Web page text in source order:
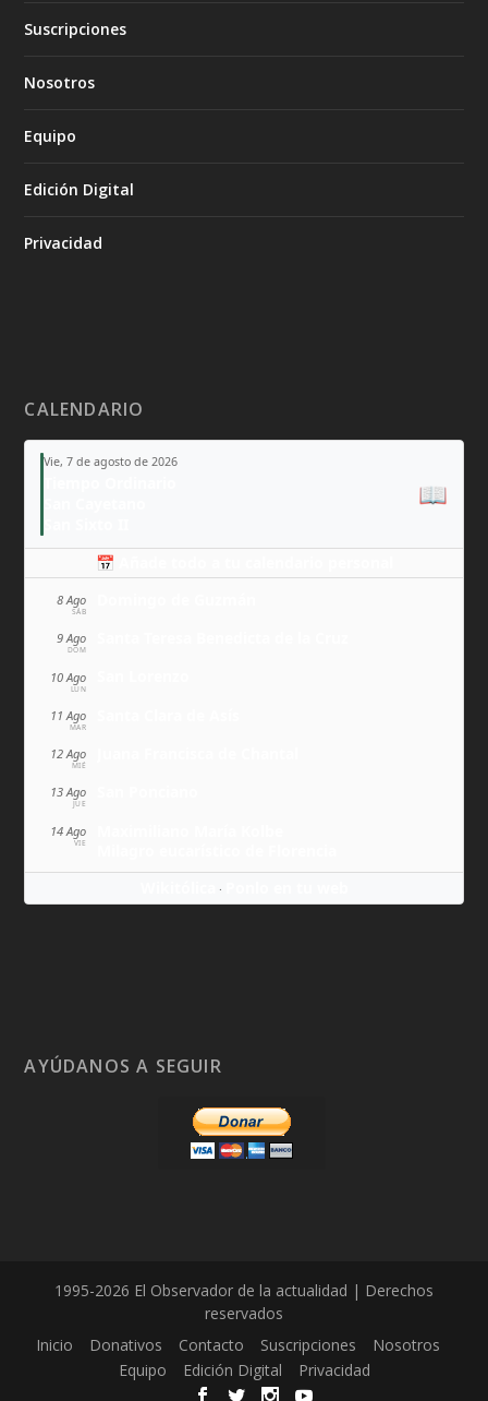
Suscripciones
Nosotros
Equipo
Edición Digital
Privacidad
CALENDARIO
Vie, 7 de agosto de 2026
📖
📅 Añade todo a tu calendario personal
8 Ago
SÁB
9 Ago
DOM
10 Ago
LUN
11 Ago
MAR
12 Ago
MIÉ
13 Ago
JUE
14 Ago
VIE
·
AYÚDANOS A SEGUIR
1995-2026 El Observador de la actualidad | Derechos
reservados
Inicio
Donativos Contacto Suscripciones
Nosotros
Equipo
Edición Digital Privacidad